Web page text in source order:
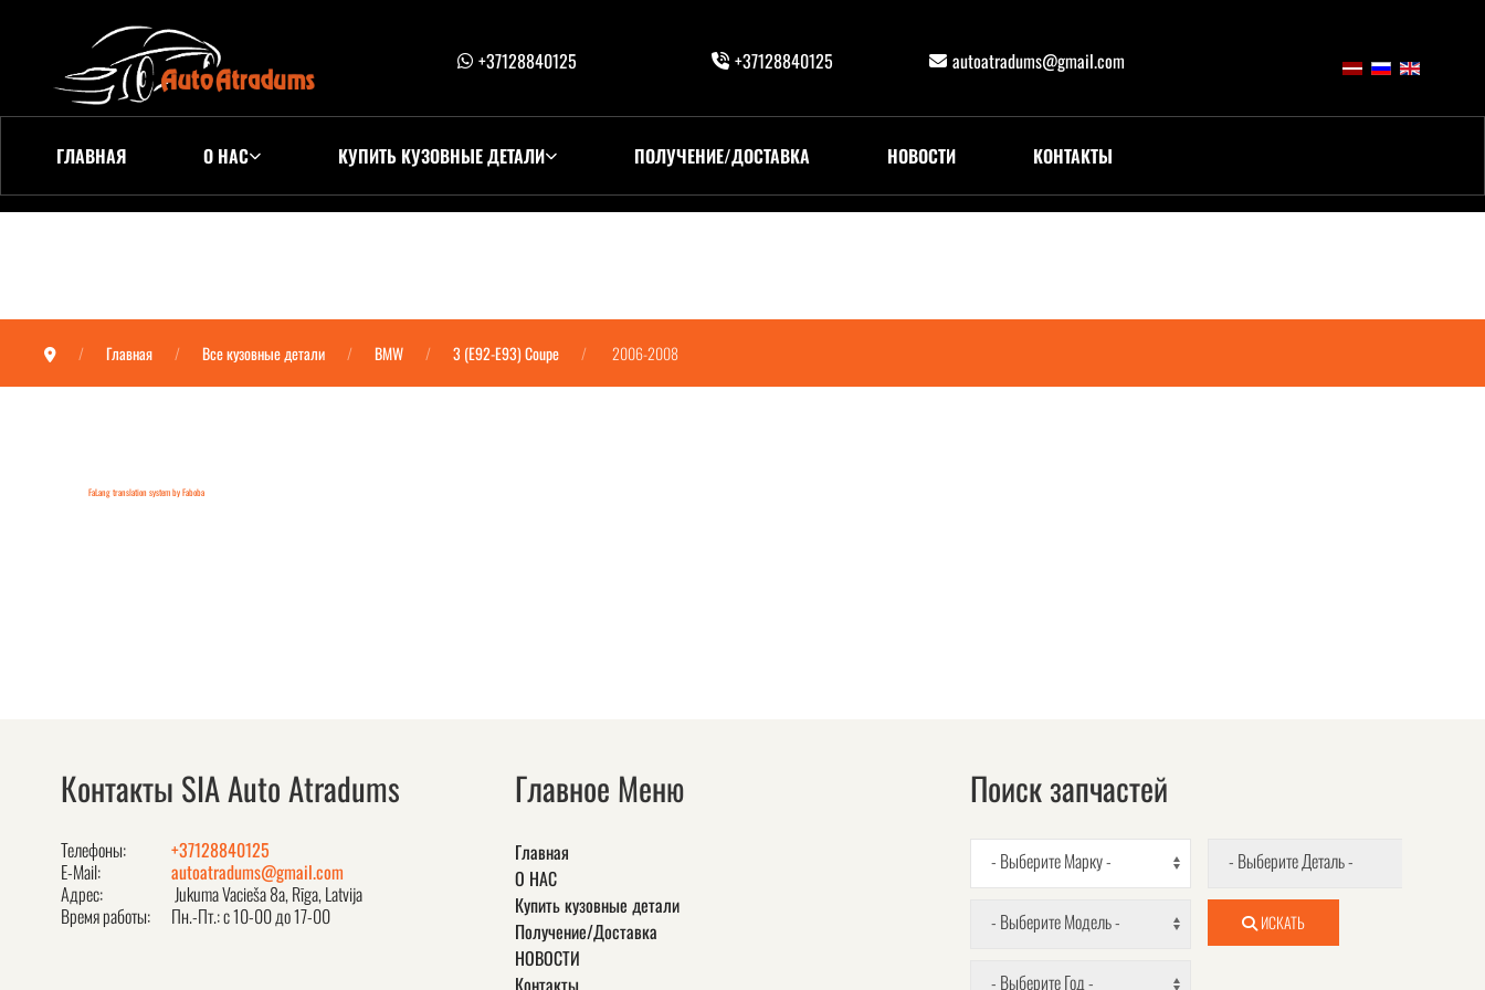
+37128840125 +37128840125 autoatradums@gmail.com
ГЛАВНАЯ О НАС КУПИТЬ КУЗОВНЫЕ ДЕТАЛИ ПОЛУЧЕНИЕ/ДОСТАВКА НОВОСТИ КОНТАКТЫ
Главная Все кузовные детали BMW 3 (E92-E93) Coupe 2006-2008
FaLang translation system by Faboba
Контакты SIA Auto Atradums
Телефоны:
+37128840125
E-Mail:
autoatradums@gmail.com
Адрес:
Jukuma Vacieša 8a, Rīga, Latvija
Время работы:
Пн.-Пт.: с 10-00 до 17-00
Главное Меню
Главная
О НАС
Купить кузовные детали
Получение/Доставка
НОВОСТИ
Контакты
Поиск запчастей
- Выберите Марку -
- Выберите Модель -
- Выберите Год -
- Выберите Деталь -
ИСКАТЬ